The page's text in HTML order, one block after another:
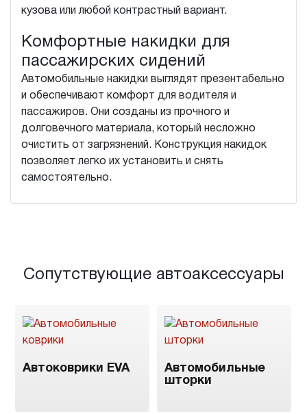
кузова или любой контрастный вариант.
Комфортные накидки для
пассажирских сидений
Автомобильные накидки выглядят презентабельно
и обеспечивают комфорт для водителя и
пассажиров. Они созданы из прочного и
долговечного материала, который несложно
очистить от загрязнений. Конструкция накидок
позволяет легко их установить и снять
самостоятельно.
Сопутствующие автоаксессуары
Автоковрики EVA
Автомобильные
шторки